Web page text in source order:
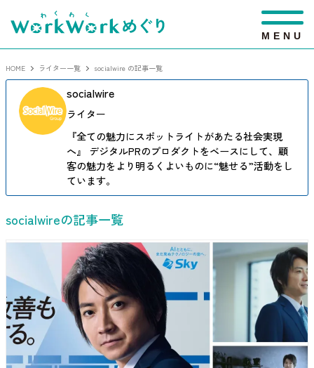
M E N U
HOME ライター一覧 socialwire の記事一覧
socialwire
ライター
『全ての魅力にスポットライトがあたる社会実現
へ』 デジタルPRのプロダクトをベースにして、顧
客の魅力をより明るくよいものに“魅せる”活動をし
ています。
socialwireの記事一覧